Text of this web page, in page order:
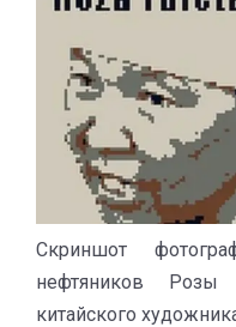
Скриншот
нефтяников Розы
китайского